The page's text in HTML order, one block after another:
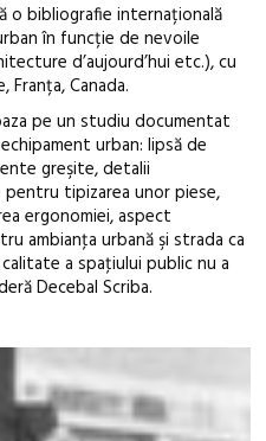
o bibliografie internațională
în funcție de nevoile
d’aujourd’hui etc.), cu
Franța, Canada.
pe un studiu documentat
urban: lipsă de
greşite, detalii
tipizarea unor piese,
ergonomiei, aspect
ambianţa urbană şi strada ca
a spaţiului public nu a
Decebal Scriba.